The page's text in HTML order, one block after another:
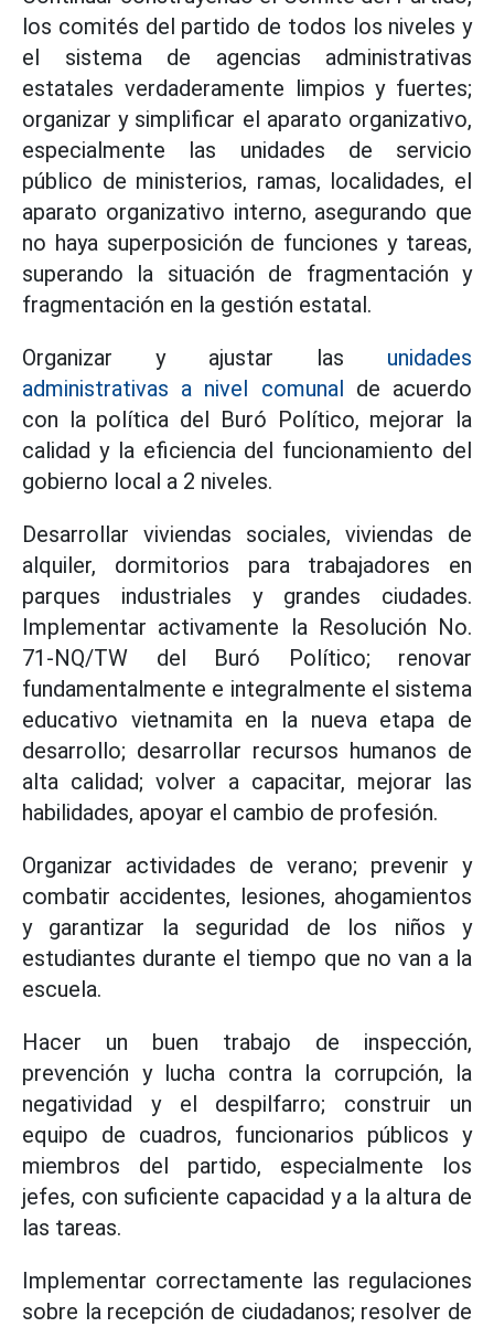
los comités del partido de todos los niveles y
el sistema de agencias administrativas
estatales verdaderamente limpios y fuertes;
organizar y simplificar el aparato organizativo,
especialmente las unidades de servicio
público de ministerios, ramas, localidades, el
aparato organizativo interno, asegurando que
no haya superposición de funciones y tareas,
superando la situación de fragmentación y
fragmentación en la gestión estatal.
Organizar y ajustar las unidades
administrativas a nivel comunal de acuerdo
con la política del Buró Político, mejorar la
calidad y la eficiencia del funcionamiento del
gobierno local a 2 niveles.
Desarrollar viviendas sociales, viviendas de
alquiler, dormitorios para trabajadores en
parques industriales y grandes ciudades.
Implementar activamente la Resolución No.
71-NQ/TW del Buró Político; renovar
fundamentalmente e integralmente el sistema
educativo vietnamita en la nueva etapa de
desarrollo; desarrollar recursos humanos de
alta calidad; volver a capacitar, mejorar las
habilidades, apoyar el cambio de profesión.
Organizar actividades de verano; prevenir y
combatir accidentes, lesiones, ahogamientos
y garantizar la seguridad de los niños y
estudiantes durante el tiempo que no van a la
escuela.
Hacer un buen trabajo de inspección,
prevención y lucha contra la corrupción, la
negatividad y el despilfarro; construir un
equipo de cuadros, funcionarios públicos y
miembros del partido, especialmente los
jefes, con suficiente capacidad y a la altura de
las tareas.
Implementar correctamente las regulaciones
sobre la recepción de ciudadanos; resolver de